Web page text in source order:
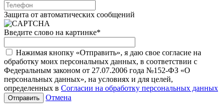
Защита от автоматических сообщений
Введите слово на картинке*
Нажимая кнопку «Отправить», я даю свое согласие на
обработку моих персональных данных, в соответствии с
Федеральным законом от 27.07.2006 года №152-ФЗ «О
персональных данных», на условиях и для целей,
определенных в Согласии на обработку персональных данных
Отмена